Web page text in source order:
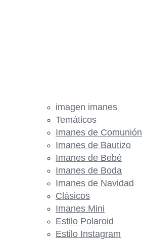
imagen imanes
Temáticos
Imanes de Comunión
Imanes de Bautizo
Imanes de Bebé
Imanes de Boda
Imanes de Navidad
Clásicos
Imanes Mini
Estilo Polaroid
Estilo Instagram